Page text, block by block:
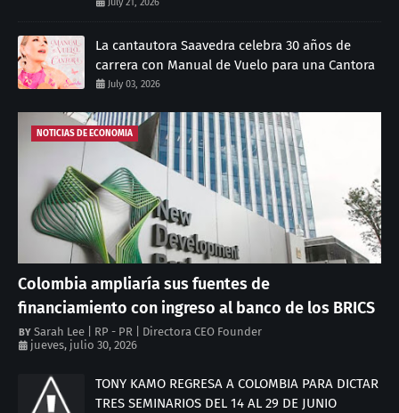
July 21, 2026
La cantautora Saavedra celebra 30 años de
carrera con Manual de Vuelo para una Cantora
July 03, 2026
NOTICIAS DE ECONOMIA
Colombia ampliaría sus fuentes de
financiamiento con ingreso al banco de los BRICS
Sarah Lee | RP - PR | Directora CEO Founder
jueves, julio 30, 2026
TONY KAMO REGRESA A COLOMBIA PARA DICTAR
TRES SEMINARIOS DEL 14 AL 29 DE JUNIO